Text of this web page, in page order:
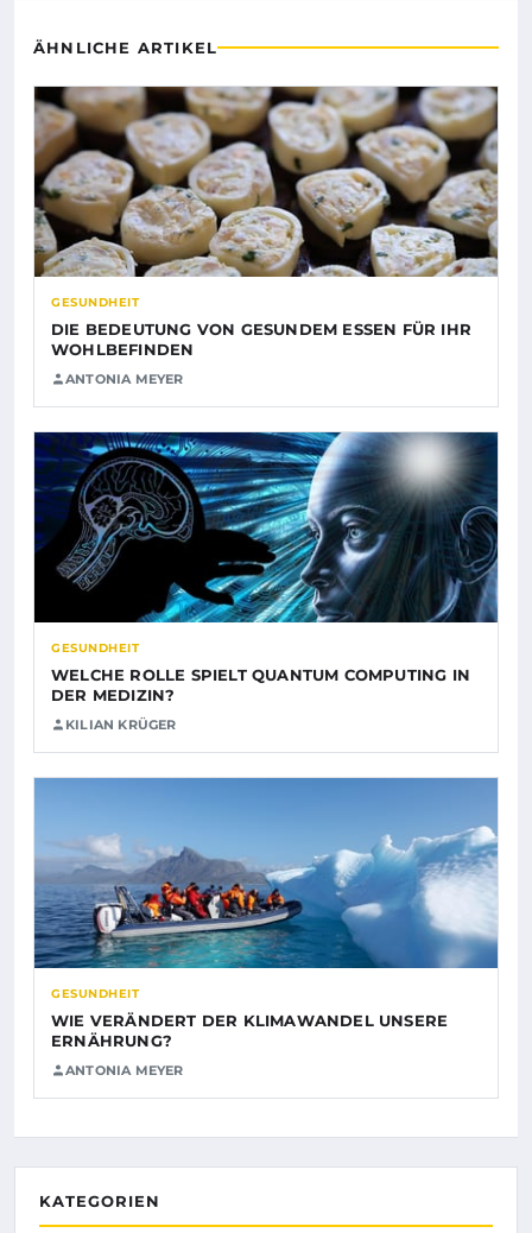
ÄHNLICHE ARTIKEL
GESUNDHEIT
DIE BEDEUTUNG VON GESUNDEM ESSEN FÜR IHR
WOHLBEFINDEN
ANTONIA MEYER
GESUNDHEIT
WELCHE ROLLE SPIELT QUANTUM COMPUTING IN
DER MEDIZIN?
KILIAN KRÜGER
GESUNDHEIT
WIE VERÄNDERT DER KLIMAWANDEL UNSERE
ERNÄHRUNG?
ANTONIA MEYER
KATEGORIEN